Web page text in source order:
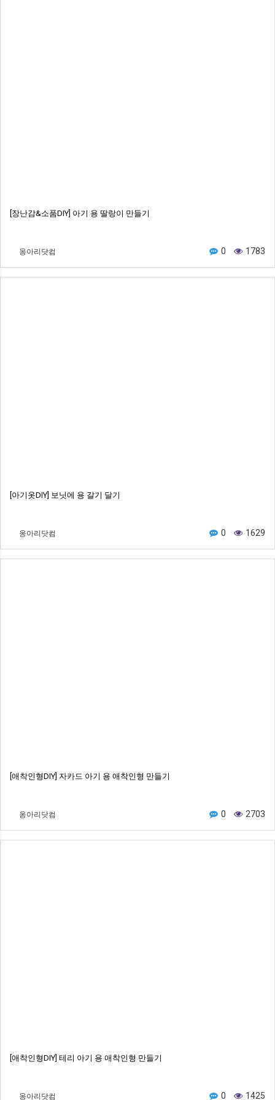
[장난감&소품DIY] 아기 용 딸랑이 만들기
옹아리닷컴 0 1783
[아기옷DIY] 보닛에 용 갈기 달기
옹아리닷컴 0 1629
[애착인형DIY] 자카드 아기 용 애착인형 만들기
옹아리닷컴 0 2703
[애착인형DIY] 테리 아기 용 애착인형 만들기
옹아리닷컴 0 1425